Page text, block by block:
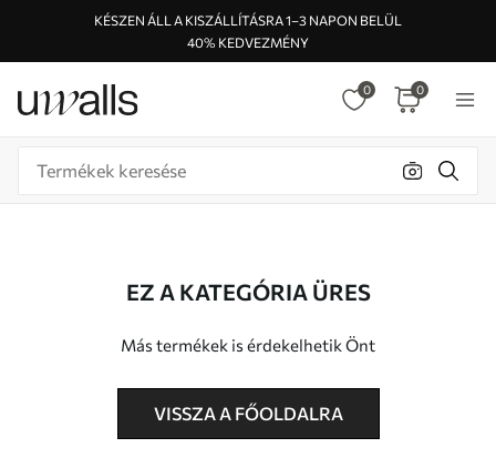
KÉSZEN ÁLL A KISZÁLLÍTÁSRA 1–3 NAPON BELÜL
40% KEDVEZMÉNY
0 0
EZ A KATEGÓRIA ÜRES
Más termékek is érdekelhetik Önt
VISSZA A FŐOLDALRA